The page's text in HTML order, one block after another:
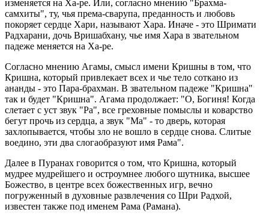
изменяется на Ха-ре. Или, согласно мнению "Брахма-
самхиты", ту, чья према-сварупа, преданность и любовь
покоряет сердце Хари, называют Хара. Иначе - это Шримати
Радхарани, дочь Вришабхану, чье имя Хара в звательном
падеже меняется на Ха-ре.
Согласно мнению Агамы, смысл имени Кришны в том, что
Кришна, который привлекает всех и чье тело соткано из
ананды - это Пара-брахман. В звательном падеже "Кришна"
так и будет "Кришна". Агама продолжает: "О, Богиня! Когда
слетает с уст звук "Ра", все греховные помыслы и коварство
бегут прочь из сердца, а звук "Ма" - то дверь, которая
захлопывается, чтобы зло не вошло в сердце снова. Слитые
воедино, эти два слогаобразуют имя Рама".
Далее в Пуранах говорится о том, что Кришна, который
мудрее мудрейшего и остроумнее любого шутника, высшее
Божество, в центре всех божественных игр, вечно
погруженный в духовные развлечения со Шри Радхой,
известен также под именем Рама (Рамана).